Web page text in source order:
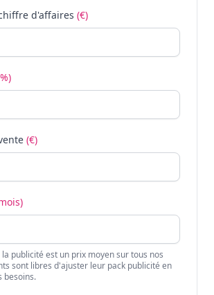
d'affaires (€)
(€)
publicité est un prix moyen sur tous nos
sont libres d'ajuster leur pack publicité en
besoins.